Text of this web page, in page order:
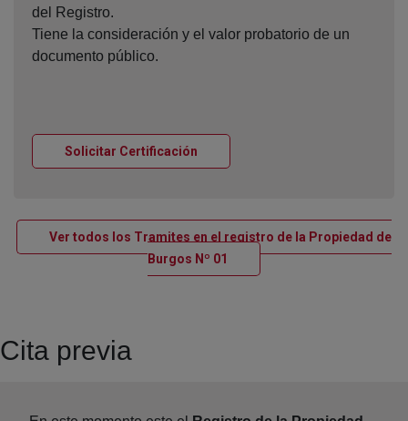
del Registro.
Tiene la consideración y el valor probatorio de un
documento público.
Solicitar Certificación
Ver todos los Tramites en el registro de la Propiedad de
Burgos Nº 01
Ventana nueva
Cita previa